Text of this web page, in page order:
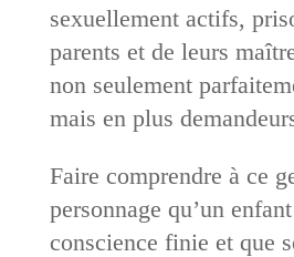
sexuellement actifs,
parents et de leurs
non seulement
mais en plus
Faire comprendre à ce
personnage qu’un
conscience finie et que